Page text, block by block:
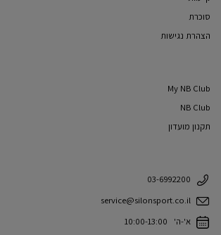
סוכרת
הצהרת נגישות
My NB Club
NB Club
תקנון מועדון
03-6992200
service@silonsport.co.il
א'-ה' 10:00-13:00